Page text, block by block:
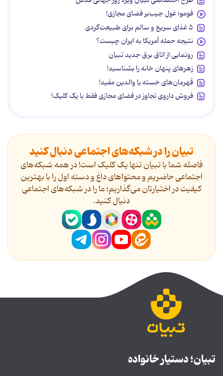
فومو؛ غول جیب‌بر فضای مجازی!
۵ غذای سریع و سالم برای طبیعت‌گردی
نتیجه حمله آمریکا به ایران چیست؟
رونمایی از اتاق برق جدید تبیان
زهرهای پنهان خانه را بشناسید!
قهرمان‌های خسته یا والدین مفید!
فروش داروی تجاوز در فضای مجازی فقط با یک کلیک!
تبیان را در شبکه‌های اجتماعی دنبال کنید
فاصله شما با تبیان تنها یک کلیک است! در همه شبکه‌های
اجتماعی حاضریم و محتواهای داغ و دسته اول را با بهترین
کیفیت در اختیارتان می‌گذاریم؛ ما را در شبکه‌های اجتماعی
دنیال کنید.
تبیان؛ دستیار خانواده